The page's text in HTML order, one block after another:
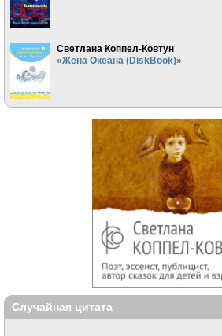
Светлана Коппел-Ковтун
«Жена Океана (DiskBook)»
Случайная цитата